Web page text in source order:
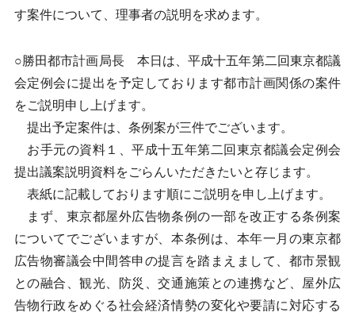
す案件について、理事者の説明を求めます。
○勝田都市計画局長 本日は、平成十五年第二回東京都議
会定例会に提出を予定しております都市計画関係の案件
をご説明申し上げます。
提出予定案件は、条例案が三件でございます。
お手元の資料１、平成十五年第二回東京都議会定例会
提出議案説明資料をごらんいただきたいと存じます。
表紙に記載しております順にご説明を申し上げます。
まず、東京都屋外広告物条例の一部を改正する条例案
についてでございますが、本条例は、本年一月の東京都
広告物審議会中間答申の提言を踏まえまして、都市景観
との融合、観光、防災、交通施策との連携など、屋外広
告物行政をめぐる社会経済情勢の変化や要請に対応する